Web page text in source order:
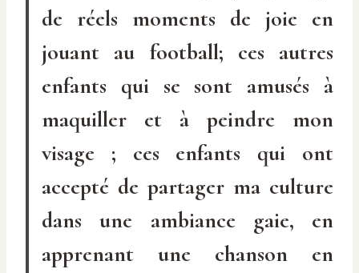
de réels moments de joie en
jouant au football; ces autres
enfants qui se sont amusés à
maquiller et à peindre mon
visage ; ces enfants qui ont
accepté de partager ma culture
dans une ambiance gaie, en
apprenant une chanson en